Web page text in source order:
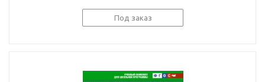
Под заказ